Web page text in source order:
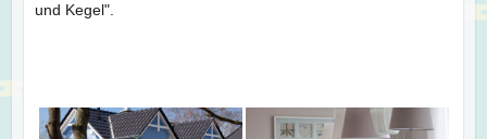
und Kegel".